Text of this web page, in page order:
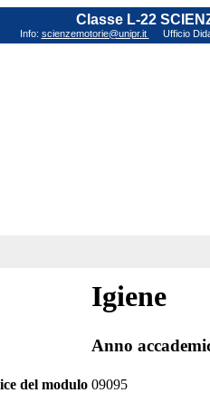
Classe L-22
Info: scienzemotorie@unipr.it Ufficio
Igiene
Anno
del modulo 09095